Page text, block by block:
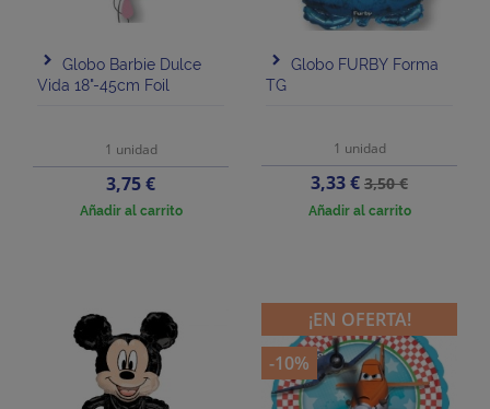
Globo Barbie Dulce
Vida 18"-45cm Foil
1 unidad
Precio
3,75 €
Añadir al carrito
Globo FURBY Forma
TG
1 unidad
Precio
3,33 €Precio
base
3,50 €
Añadir al carrito
¡EN OFERTA!
-10%